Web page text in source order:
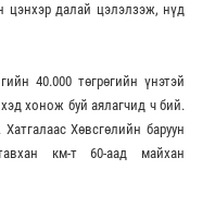
цэнхэр далай цэлэлзэж, нүд
40.000 төгрөгийн үнэтэй
хонож буй аялагчид ч бий.
Хөвсгөлийн баруун
км-т 60-аад майхан